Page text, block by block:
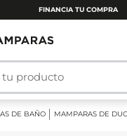
FINANCIA TU COMPRA
DE BAÑO MAMPARAS DE